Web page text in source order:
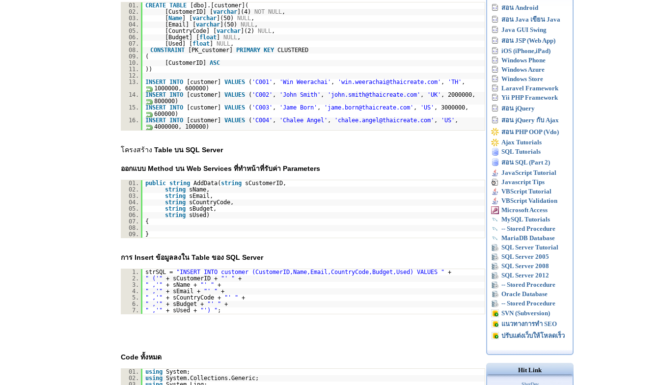
01. CREATE TABLE
[dbo].[customer](
02.
[CustomerID] [ varchar](4) NOT NULL,
03.
Name] [ varchar](50) NULL,
04.
[Email] [ varchar](50) NULL,
05.
[CountryCode] [ varchar](2) NULL,
06.
[Budget] [ float] NULL,
07.
[Used] [ float] NULL,
08.
CONSTRAINT [PK_customer] PRIMARY KEY CLUSTERED
09.
(
10.
[CustomerID] ASC
11.
))
12.
13.
INSERT INTO [customer] VALUES ( 'C001' , 'Win Weerachai' , 'win.weerachai@thaicreate.com' , 'TH' ,
1000000, 600000)
14.
INSERT INTO [customer] VALUES ( 'C002' , 'John Smith' , 'john.smith@thaicreate.com' , 'UK' , 2000000,
800000)
15.
INSERT INTO [customer] VALUES ( 'C003' , 'Jame Born' , 'jame.born@thaicreate.com' , 'US' , 3000000,
600000)
16.
INSERT INTO [customer] VALUES ( 'C004' , 'Chalee Angel' , 'chalee.angel@thaicreate.com' , 'US' ,
4000000, 100000)
โครงสร้าง Table บน SQL Server
ออกแบบ Method บน Web Services ที่ทำหน้าที่รับค่า Parameters
01. public string AddData( string
sCustomerID,
02.
string
sName,
03.
string
sEmail,
04.
string
sCountryCode,
05.
string
sBudget,
06.
string
sUsed)
07.
{
08.
09.
}
การ Insert ข้อมูลลงใน Table ของ SQL Server
1. strSQL = "INSERT INTO customer (CustomerID,Name,Email,CountryCode,Budget,Used) VALUES " +
2.
" ('" + sCustomerID + "' " +
3.
" ,'" + sName + "' " +
4.
" ,'" + sEmail + "' " +
5.
" ,'" + sCountryCode + "' " +
6.
" ,'" + sBudget + "' " +
7.
" ,'" + sUsed + "') " ;
Code ทั้งหมด
01. using System;
02.
using System.Collections.Generic;
สอน Android
สอน Java เขียน Java
Java GUI Swing
สอน JSP (Web App)
iOS (iPhone,iPad)
Windows Phone
Windows Azure
Windows Store
Laravel Framework
Yii PHP Framework
สอน jQuery
สอน jQuery กับ Ajax
สอน PHP OOP (Vdo)
Ajax Tutorials
SQL Tutorials
สอน SQL (Part 2)
JavaScript Tutorial
Javascript Tips
VBScript Tutorial
VBScript Validation
Microsoft Access
MySQL Tutorials
-- Stored Procedure
MariaDB Database
SQL Server Tutorial
SQL Server 2005
SQL Server 2008
SQL Server 2012
-- Stored Procedure
Oracle Database
-- Stored Procedure
SVN (Subversion)
แนวทางการทำ SEO
ปรับแต่งเว็บให้โหลดเร็ว
Hit Link